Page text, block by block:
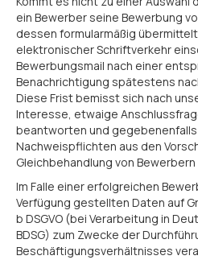
ein Bewerber seine Bewerbung
dessen formularmäßig
elektronischer Schriftverkehr
Bewerbungsmail nach einer
Benachrichtigung spätestens
Diese Frist bemisst sich nach
Interesse, etwaige
beantworten und
Nachweispflichten aus den
Gleichbehandlung von
Im Falle einer erfolgreichen
Verfügung gestellten Daten auf
b DSGVO (bei Verarbeitung in
BDSG) zum Zwecke der
Beschäftigungsverhältnisses